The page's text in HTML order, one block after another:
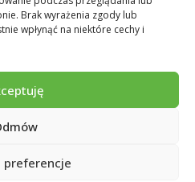
Brak wyrażenia zgody lub
wpłynąć na niektóre cechy i
preferencje
Wszystkie prawa zastrzeżone.